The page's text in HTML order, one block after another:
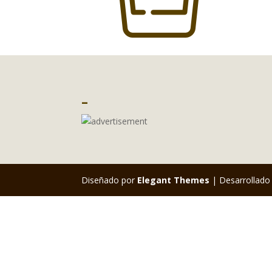
–
Diseñado por Elegant Themes |